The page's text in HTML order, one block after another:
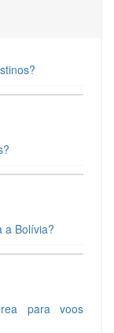
a Bolívia?
para voos